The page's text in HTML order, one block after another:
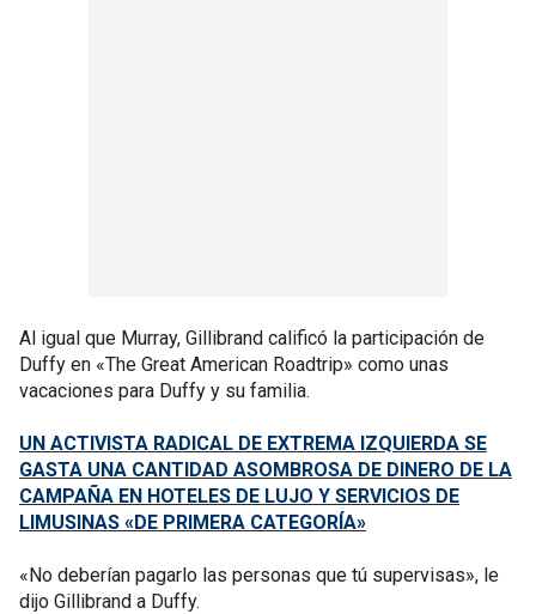
Al igual que Murray, Gillibrand calificó la participación de
Duffy en «The Great American Roadtrip» como unas
vacaciones para Duffy y su familia.
UN ACTIVISTA RADICAL DE EXTREMA IZQUIERDA SE
GASTA UNA CANTIDAD ASOMBROSA DE DINERO DE LA
CAMPAÑA EN HOTELES DE LUJO Y SERVICIOS DE
LIMUSINAS «DE PRIMERA CATEGORÍA»
«No deberían pagarlo las personas que tú supervisas», le
dijo Gillibrand a Duffy.